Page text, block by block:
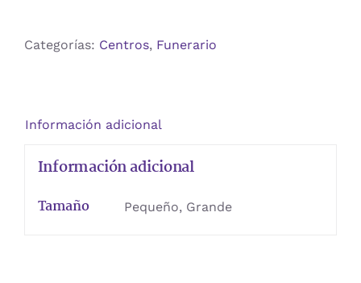
Categorías: Centros, Funerario
Información adicional
Información adicional
Tamaño Pequeño, Grande